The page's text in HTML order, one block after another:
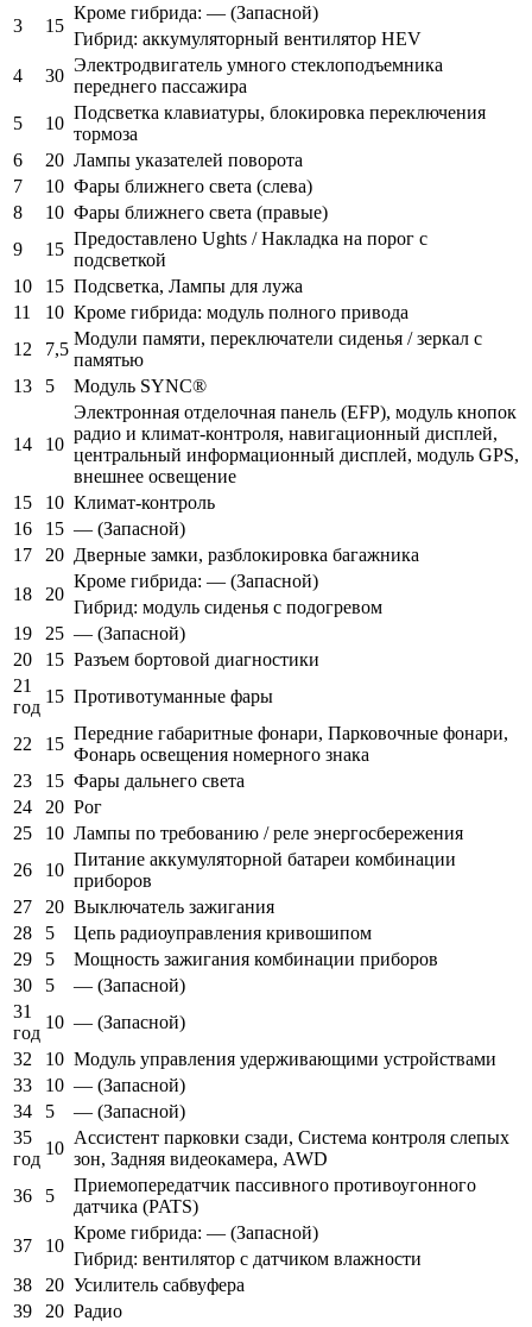
3
15
Кроме гибрида: — (Запасной)
Гибрид: аккумуляторный вентилятор HEV
4
30
Электродвигатель умного стеклоподъемника
переднего пассажира
5
10
Подсветка клавиатуры, блокировка переключения
тормоза
6
20 Лампы указателей поворота
7
10 Фары ближнего света (слева)
8
10 Фары ближнего света (правые)
9
15
Предоставлено Ughts / Накладка на порог с
подсветкой
10
15 Подсветка, Лампы для лужа
11
10 Кроме гибрида: модуль полного привода
12
7,5
Модули памяти, переключатели сиденья / зеркал с
памятью
13
5 Модуль SYNC®
14 10
Электронная отделочная панель (EFP), модуль кнопок
радио и климат-контроля, навигационный дисплей,
центральный информационный дисплей, модуль GPS,
внешнее освещение
15
10 Климат-контроль
16
15 — (Запасной)
17
20 Дверные замки, разблокировка багажника
18
20
Кроме гибрида: — (Запасной)
Гибрид: модуль сиденья с подогревом
19
25 — (Запасной)
20
15 Разъем бортовой диагностики
21
год
15 Противотуманные фары
22 15
Передние габаритные фонари, Парковочные фонари,
Фонарь освещения номерного знака
23
15 Фары дальнего света
24
20 Рог
25
10 Лампы по требованию / реле энергосбережения
26
10
Питание аккумуляторной батареи комбинации
приборов
27
20 Выключатель зажигания
28
5
Цепь радиоуправления кривошипом
29
5
Мощность зажигания комбинации приборов
30
5
— (Запасной)
31
год
10 — (Запасной)
32
10 Модуль управления удерживающими устройствами
33
10 — (Запасной)
34
5
— (Запасной)
35
год
10
Ассистент парковки сзади, Система контроля слепых
зон, Задняя видеокамера, AWD
36
5
Приемопередатчик пассивного противоугонного
датчика (PATS)
37
10
Кроме гибрида: — (Запасной)
Гибрид: вентилятор с датчиком влажности
38
20 Усилитель сабвуфера
39
20 Радио